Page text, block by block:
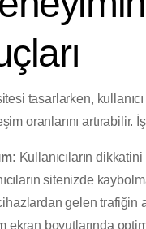
tasarlarken,
oranlarını artırabilir.
Kullanıcıların
sitenizde
gelen trafiğin
ekran boyutlarında